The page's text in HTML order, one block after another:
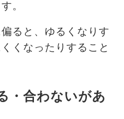
。
ると、ゆるくなりす
くなったりすること
・合わないがあ